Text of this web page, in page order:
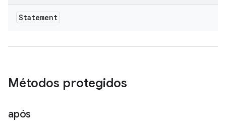
Statement
Métodos protegidos
após